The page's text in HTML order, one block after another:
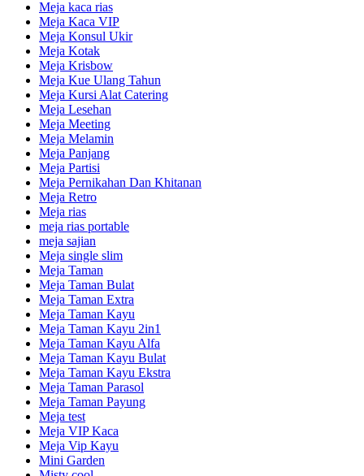
Meja kaca rias
Meja Kaca VIP
Meja Konsul Ukir
Meja Kotak
Meja Krisbow
Meja Kue Ulang Tahun
Meja Kursi Alat Catering
Meja Lesehan
Meja Meeting
Meja Melamin
Meja Panjang
Meja Partisi
Meja Pernikahan Dan Khitanan
Meja Retro
Meja rias
meja rias portable
meja sajian
Meja single slim
Meja Taman
Meja Taman Bulat
Meja Taman Extra
Meja Taman Kayu
Meja Taman Kayu 2in1
Meja Taman Kayu Alfa
Meja Taman Kayu Bulat
Meja Taman Kayu Ekstra
Meja Taman Parasol
Meja Taman Payung
Meja test
Meja VIP Kaca
Meja Vip Kayu
Mini Garden